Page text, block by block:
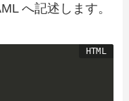
へ記述します。